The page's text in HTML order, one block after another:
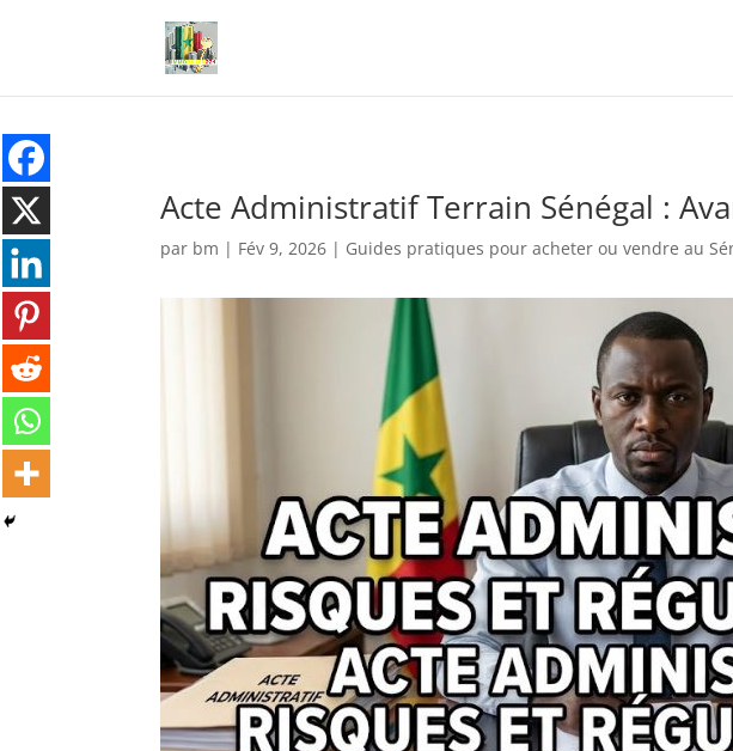
Acte Administratif Terrain Sénégal :
par bm | Fév 9, 2026 | Guides pratiques pour acheter ou vendre au